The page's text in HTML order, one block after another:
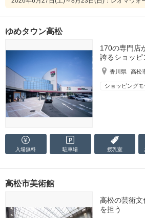
ゆめタウン高松
170の専門店
誇るショッ
香川県 高松
ショッピング
入場無料 駐車場 授乳室
高松市美術館
高松の芸術文
を担う